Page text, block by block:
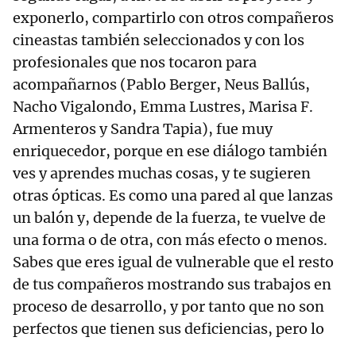
exponerlo, compartirlo con otros compañeros
cineastas también seleccionados y con los
profesionales que nos tocaron para
acompañarnos (Pablo Berger, Neus Ballús,
Nacho Vigalondo, Emma Lustres, Marisa F.
Armenteros y Sandra Tapia), fue muy
enriquecedor, porque en ese diálogo también
ves y aprendes muchas cosas, y te sugieren
otras ópticas. Es como una pared al que lanzas
un balón y, depende de la fuerza, te vuelve de
una forma o de otra, con más efecto o menos.
Sabes que eres igual de vulnerable que el resto
de tus compañeros mostrando sus trabajos en
proceso de desarrollo, y por tanto que no son
perfectos que tienen sus deficiencias, pero lo